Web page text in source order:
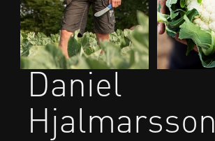
Daniel
Hjalmarsson